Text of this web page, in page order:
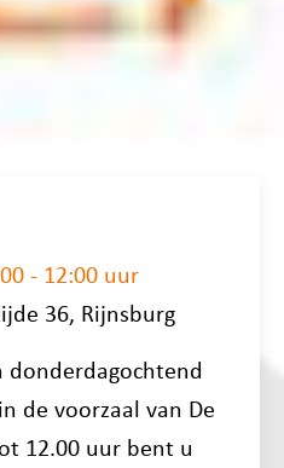
- 12:00 uur
36, Rijnsburg
donderdagochtend
de voorzaal van De
12.00 uur bent u